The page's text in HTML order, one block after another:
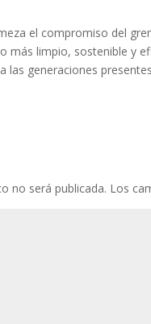
el compromiso del
más limpio, sostenible y
las generaciones
no será publicada. Los